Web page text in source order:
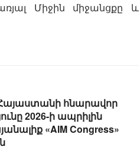
Միջին միջանցքը և
Հայաստանի հնարավոր
2026-ի ապրիլին
«AIM Congress»